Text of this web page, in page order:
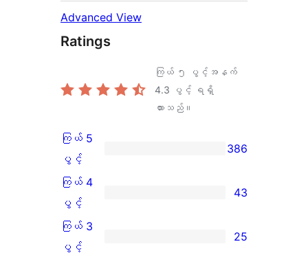
Advanced View
Ratings
ကြယ် ၅ ပွင့်အနက်
4.3 ပွင့် ရရှိ
ထားသည်။
ကြယ်
5
ပွင့်
အဆင့်
သုံးသပ်
ကြယ် 5
ပွင့်
386
ကြယ်
4
ပွင့်
ကြယ် 4
ပွင့်
43
ကြယ်
ကြယ် 3
ပွင့်
25